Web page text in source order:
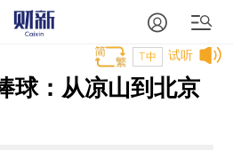
试听
T中
球：从凉山到北京